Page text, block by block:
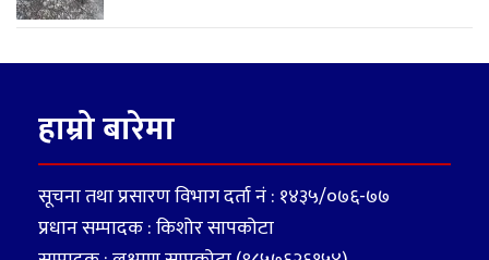
हाम्रो बारेमा
सूचना तथा प्रसारण विभाग दर्ता नं : १४३५/०७६-७७
प्रधान सम्पादक : किशोर सापकोटा